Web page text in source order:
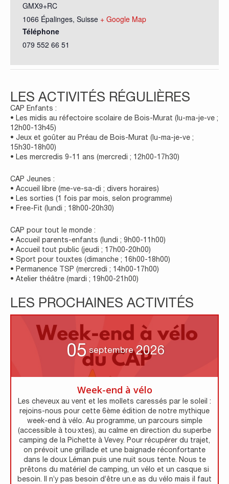
GMX9+RC
1066 Épalinges, Suisse + Google Map
Téléphone
079 552 66 51
LES ACTIVITÉS RÉGULIÈRES
CAP Enfants :
• Les midis au réfectoire scolaire de Bois-Murat (lu-ma-je-ve ;
12h00-13h45)
• Jeux et goûter au Préau de Bois-Murat (lu-ma-je-ve ;
15h30-18h00)
• Les mercredis 9-11 ans (mercredi ; 12h00-17h30)
CAP Jeunes :
• Accueil libre (me-ve-sa-di ; divers horaires)
• Les sorties (1 fois par mois, selon programme)
• Free-Fit (lundi ; 18h00-20h30)
CAP pour tout le monde :
• Accueil parents-enfants (lundi ; 9h00-11h00)
• Accueil tout public (jeudi ; 17h00-20h00)
• Sport pour touxtes (dimanche ; 16h00-18h00)
• Permanence TSP (mercredi ; 14h00-17h00)
• Atelier théâtre (mardi ; 19h00-21h00)
LES PROCHAINES ACTIVITÉS
05 septembre 2026
Week-end à vélo
Les cheveux au vent et les mollets caressés par le soleil :
rejoins-nous pour cette 6ème édition de notre mythique
week-end à vélo. Au programme, un parcours simple
(accessible à tou·xtes), au calme en direction du superbe
camping de la Pichette à Vevey. Pour récupérer du trajet,
on prévoit une grillade et une baignade réconfortante
dans le doux Léman puis une nuit sous tente. Nous te
prêtons du matériel de camping, un vélo et un casque si
besoin. Il n’y pas besoin d’être un.e as du vélo mais il faut